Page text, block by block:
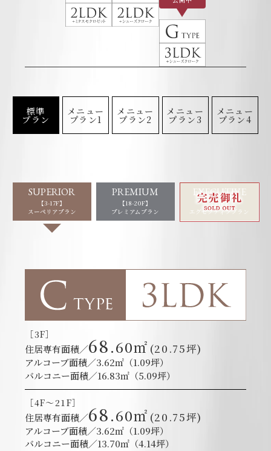
標準
プラン
メニュー
プラン1
メニュー
プラン2
メニュー
プラン3
メニュー
プラン4
SUPERIOR
【3-17F】
スーペリアプラン
PREMIUM
【18-20F】
プレミアムプラン
EXECUTIVE
【21F】
エグゼクティブプラン
［3F］
住居専有面積／68.60㎡ (20.75坪)
アルコーブ面積／3.62㎡（1.09坪）
バルコニー面積／16.83㎡（5.09坪）
［4F～21F］
住居専有面積／68.60㎡ (20.75坪)
アルコーブ面積／3.62㎡（1.09坪）
バルコニー面積／13.70㎡（4.14坪）